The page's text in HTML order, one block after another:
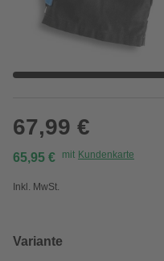
67,99 €
65,95 € mit Kundenkarte
Inkl. MwSt.
Variante